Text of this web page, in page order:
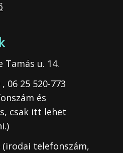
Tamás u. 14.
06 25 520-773
és
csak itt lehet
(irodai telefonszám,